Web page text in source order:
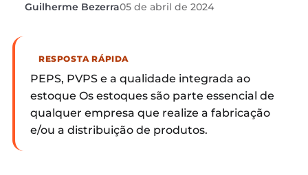
Guilherme Bezerra05 de abril de 2024
RESPOSTA RÁPIDA
PEPS, PVPS e a qualidade integrada ao
estoque Os estoques são parte essencial de
qualquer empresa que realize a fabricação
e/ou a distribuição de produtos.